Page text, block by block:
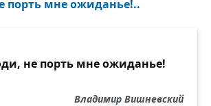
порть мне ожиданье!..
не порть мне ожиданье!
Владимир Вишневский